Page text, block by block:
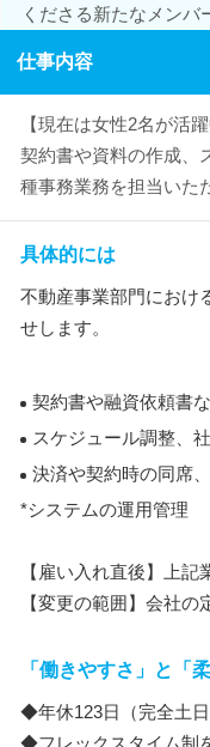
くださる新たなメンバ
仕事内容
【現在は女性2名が活
契約書や資料の作成、
種事務業務を担当いた
具体的には
不動産事業部門におけ
せします。
契約書や融資依頼書
スケジュール調整、
決済や契約時の同席
*システムの運用管理
【雇い入れ直後】上記
【変更の範囲】会社の
「働きやすさ」と「
◆年休123日（完全土
◆フレックスタイム制